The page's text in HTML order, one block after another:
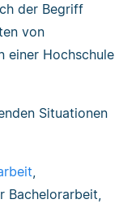
der Begriff
von
einer Hochschule
Situationen
,
Bachelorarbeit,